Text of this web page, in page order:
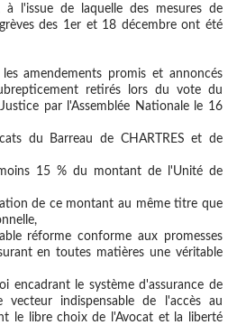
à l'issue de laquelle des mesures de
des 1er et 18 décembre ont été
amendements promis et annoncés
retirés lors du vote du
par l'Assemblée Nationale le 16
du Barreau de CHARTRES et de
15 % du montant de l'Unité de
de ce montant au même titre que
réforme conforme aux promesses
en toutes matières une véritable
encadrant le système d'assurance de
vecteur indispensable de l'accès au
le libre choix de l'Avocat et la liberté